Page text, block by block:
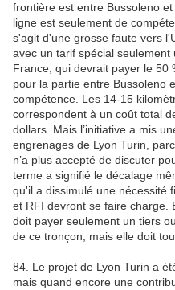
frontière est entre Bussoleno
ligne est seulement de
s'agit d'une grosse faute vers
avec un tarif spécial
France, qui devrait payer le 50
pour la partie entre Bussoleno
compétence. Les 14-15
correspondent à un coût total
dollars. Mais l’initiative a mis
engrenages de Lyon Turin,
n’a plus accepté de discuter
terme a signifié le décalage
qu'il a dissimulé une nécessité
et RFI devront se faire charge.
doit payer seulement un tiers
de ce tronçon, mais elle doit
84. Le projet de Lyon Turin a
mais quand encore une